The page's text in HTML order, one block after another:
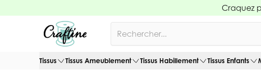
Craquez
Tissus Tissus Ameublement Tissus Habillement Tissus Enfants